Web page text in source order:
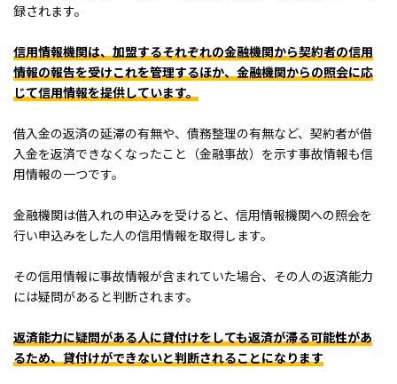
録されます。
信用情報機関は、加盟するそれぞれの金融機関から契約者の信用
情報の報告を受けこれを管理するほか、金融機関からの照会に応
じて信用情報を提供しています。
借入金の返済の延滞の有無や、債務整理の有無など、契約者が借
入金を返済できなくなったこと（金融事故）を示す事故情報も信
用情報の一つです。
金融機関は借入れの申込みを受けると、信用情報機関への照会を
行い申込みをした人の信用情報を取得します。
その信用情報に事故情報が含まれていた場合、その人の返済能力
には疑問があると判断されます。
返済能力に疑問がある人に貸付けをしても返済が滞る可能性があ
るため、貸付けができないと判断されることになります